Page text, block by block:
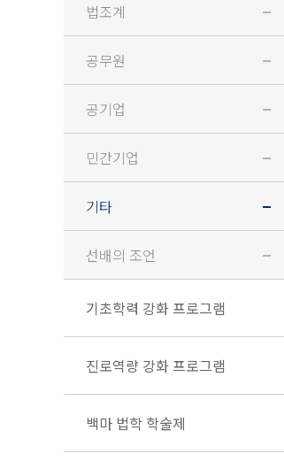
법조계
공무원
공기업
민간기업
기타
선배의 조언
기초학력 강화 프로그램
진로역량 강화 프로그램
백마 법학 학술제